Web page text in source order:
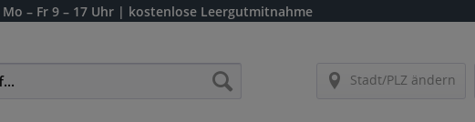
Mo – Fr 9 – 17 Uhr | kostenlose Leergutmitnahme
Stadt/PLZ ändern